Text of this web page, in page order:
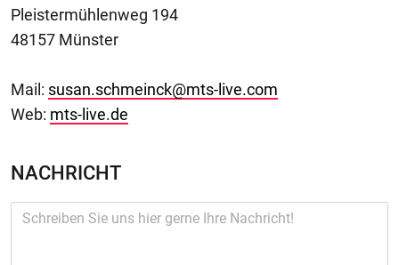
Pleistermühlenweg 194
48157 Münster
Mail: susan.schmeinck@mts-live.com
Web: mts-live.de
NACHRICHT